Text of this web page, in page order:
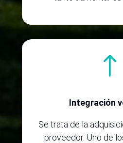
!
Integración
Se trata de la
proveedor. Uno de